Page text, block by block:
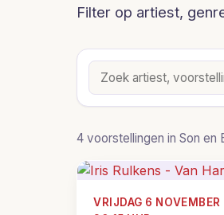
Filter op artiest,
4 voorstellingen in Son en
VRIJDAG 6